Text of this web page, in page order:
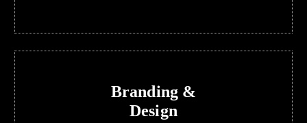
Branding &
Design